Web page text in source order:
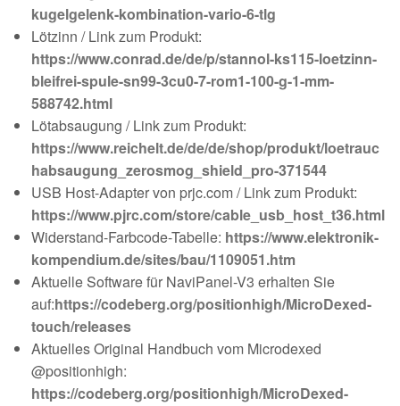
kugelgelenk-kombination-vario-6-tlg
Lötzinn / Link zum Produkt:
https://www.conrad.de/de/p/stannol-ks115-loetzinn-
bleifrei-spule-sn99-3cu0-7-rom1-100-g-1-mm-
588742.html
Lötabsaugung / Link zum Produkt:
https://www.reichelt.de/de/de/shop/produkt/loetrauc
habsaugung_zerosmog_shield_pro-371544
USB Host-Adapter von prjc.com / Link zum Produkt:
https://www.pjrc.com/store/cable_usb_host_t36.html
Widerstand-Farbcode-Tabelle: https://www.elektronik-
kompendium.de/sites/bau/1109051.htm
Aktuelle Software für NaviPanel-V3 erhalten Sie
auf:https://codeberg.org/positionhigh/MicroDexed-
touch/releases
Aktuelles Original Handbuch vom Microdexed
@positionhigh:
https://codeberg.org/positionhigh/MicroDexed-